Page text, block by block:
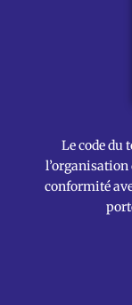
Le code du
l’organisation
conformité